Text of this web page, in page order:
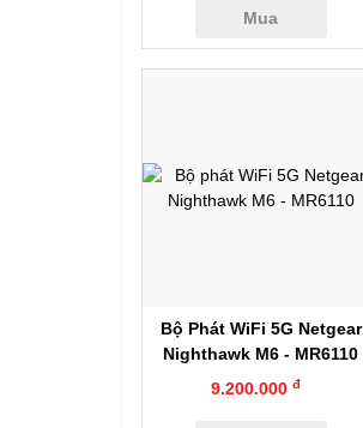
Mua
Bộ Phát WiFi 5G Netgear
Nighthawk M6 - MR6110
9.200.000đ
Xem nhanh